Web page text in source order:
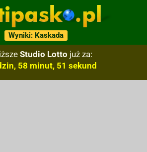
Wyniki: Kaskada
Studio Lotto już za:
58 minut, 50 sekund